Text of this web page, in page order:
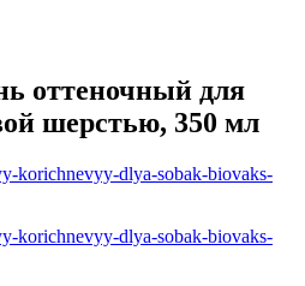
оттеночный для
шерстью, 350 мл